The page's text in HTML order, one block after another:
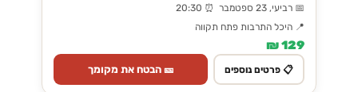
📅 רביעי, 23 ספטמבר ⏰ 20:30
📍 היכל התרבות פתח תקווה
129 ₪
📋 פרטים נוספים 🎫 הבטח את מקומך